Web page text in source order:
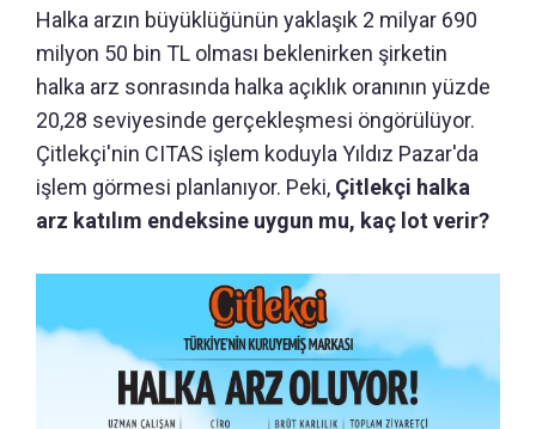
Halka arzın büyüklüğünün yaklaşık 2 milyar 690
milyon 50 bin TL olması beklenirken şirketin
halka arz sonrasında halka açıklık oranının yüzde
20,28 seviyesinde gerçekleşmesi öngörülüyor.
Çitlekçi'nin CITAS işlem koduyla Yıldız Pazar'da
işlem görmesi planlanıyor. Peki, Çitlekçi halka
arz katılım endeksine uygun mu, kaç lot verir?